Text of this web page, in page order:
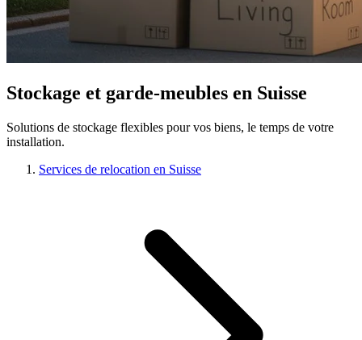
Stockage et garde-meubles en Suisse
Solutions de stockage flexibles pour vos biens, le temps de votre
installation.
Services de relocation en Suisse